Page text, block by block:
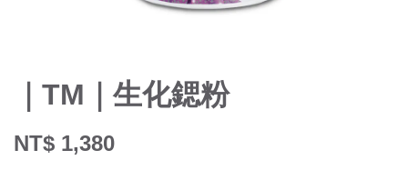
｜TM｜生化鍶粉
NT$ 1,380